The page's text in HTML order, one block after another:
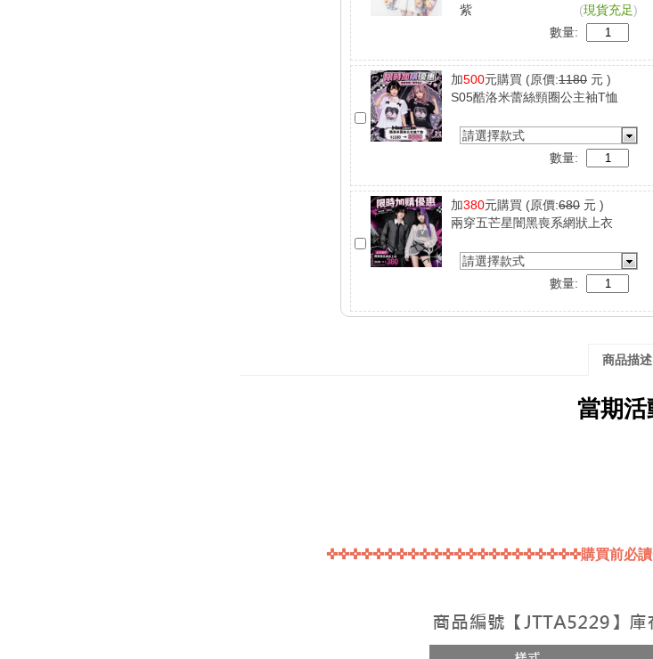
紫 (現貨充足)
數量:
加500元購買 (原價:1180 元 )
S05酷洛米蕾絲頸圈公主袖T恤
請選擇款式
數量:
加380元購買 (原價:680 元 )
兩穿五芒星闇黑喪系網狀上衣
請選擇款式
數量:
商品描述